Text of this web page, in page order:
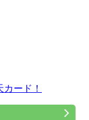
ード！